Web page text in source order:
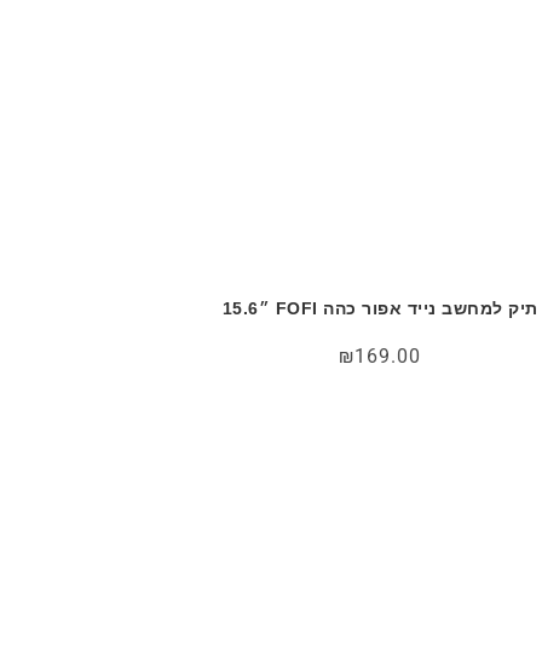
תיק למחשב נייד אפור כהה FOFI ״15.6
₪169.00